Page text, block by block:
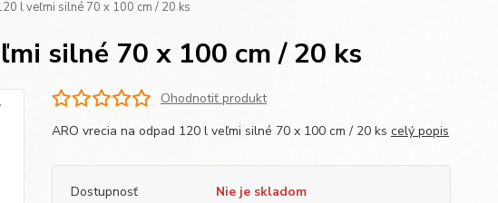
l veľmi silné 70 x 100 cm / 20 ks
silné 70 x 100 cm / 20 ks
Ohodnotiť produkt
ARO vrecia na odpad 120 l veľmi silné 70 x 100 cm / 20 ks celý popis
Dostupnosť
Nie je skladom